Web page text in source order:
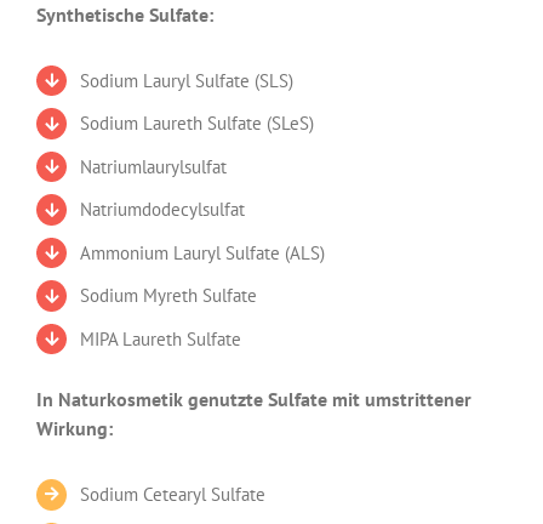
Synthetische Sulfate:
Sodium Lauryl Sulfate (SLS)
Sodium Laureth Sulfate (SLeS)
Natriumlaurylsulfat
Natriumdodecylsulfat
Ammonium Lauryl Sulfate (ALS)
Sodium Myreth Sulfate
MIPA Laureth Sulfate
In Naturkosmetik genutzte Sulfate mit umstrittener
Wirkung:
Sodium Cetearyl Sulfate